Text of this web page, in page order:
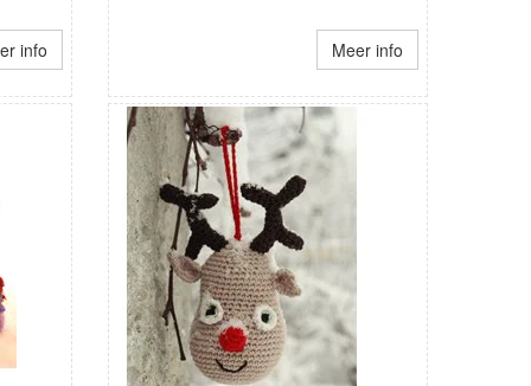
info Meer info